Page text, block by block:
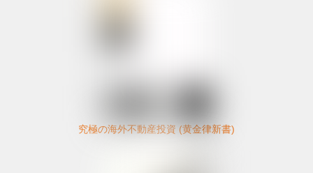
究極の海外不動産投資 (黄金律新書)